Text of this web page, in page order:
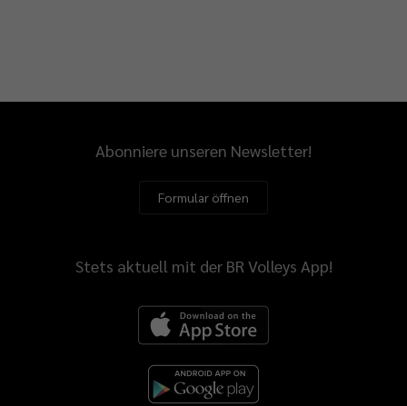
Abonniere unseren Newsletter!
Formular öffnen
Stets aktuell mit der BR Volleys App!